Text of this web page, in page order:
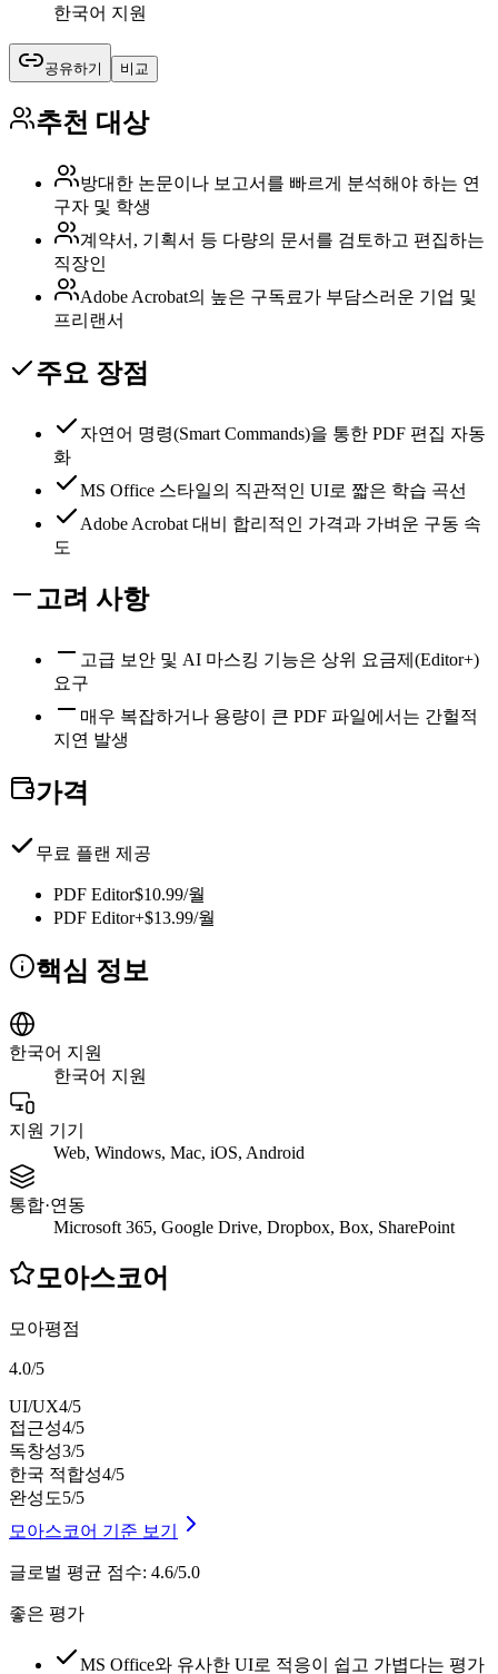
한국어 지원
공유하기 비교
추천 대상
방대한 논문이나 보고서를 빠르게 분석해야 하는 연
구자 및 학생
계약서, 기획서 등 다량의 문서를 검토하고 편집하는
직장인
Adobe Acrobat의 높은 구독료가 부담스러운 기업 및
프리랜서
주요 장점
자연어 명령(Smart Commands)을 통한 PDF 편집 자동
화
MS Office 스타일의 직관적인 UI로 짧은 학습 곡선
Adobe Acrobat 대비 합리적인 가격과 가벼운 구동 속
도
고려 사항
고급 보안 및 AI 마스킹 기능은 상위 요금제(Editor+)
요구
매우 복잡하거나 용량이 큰 PDF 파일에서는 간헐적
지연 발생
가격
무료 플랜 제공
PDF Editor$10.99/월
PDF Editor+$13.99/월
핵심 정보
한국어 지원
한국어 지원
지원 기기
Web, Windows, Mac, iOS, Android
통합·연동
Microsoft 365, Google Drive, Dropbox, Box, SharePoint
모아스코어
모아평점
4.0/5
UI/UX4/5
접근성4/5
독창성3/5
한국 적합성4/5
완성도5/5
모아스코어 기준 보기
글로벌 평균 점수: 4.6/5.0
좋은 평가
MS Office와 유사한 UI로 적응이 쉽고 가볍다는 평가